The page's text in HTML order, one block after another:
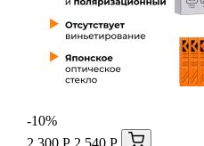
-10%
2 300 Р 2 540 Р